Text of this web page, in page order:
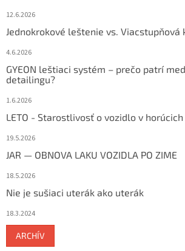
12.6.2026
Jednokrokové leštenie vs. Viacstupňová
4.6.2026
GYEON leštiaci systém – prečo patrí
detailingu?
1.6.2026
LETO - Starostlivosť o vozidlo v horúcich
19.5.2026
JAR — OBNOVA LAKU VOZIDLA PO ZIME
18.5.2026
Nie je sušiaci uterák ako uterák
18.3.2024
ARCHÍV